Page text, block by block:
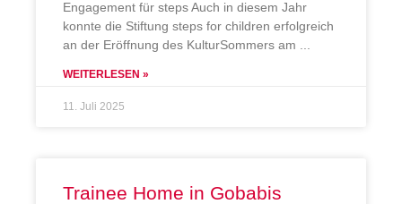
Engagement für steps Auch in diesem Jahr
konnte die Stiftung steps for children erfolgreich
an der Eröffnung des KulturSommers am
WEITERLESEN »
11. Juli 2025
Trainee Home in Gobabis